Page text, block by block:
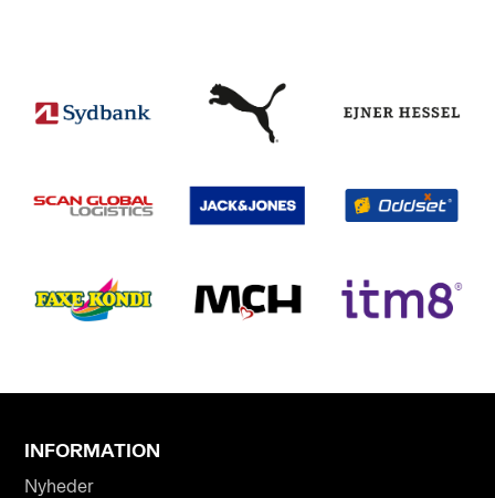
INFORMATION
Nyheder